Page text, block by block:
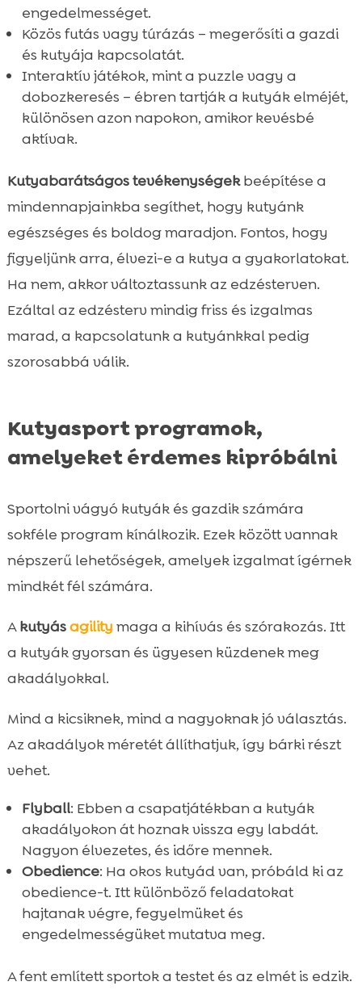
engedelmességet.
Közös futás vagy túrázás – megerősíti a gazdi
és kutyája kapcsolatát.
Interaktív játékok, mint a puzzle vagy a
dobozkeresés – ébren tartják a kutyák elméjét,
különösen azon napokon, amikor kevésbé
aktívak.
Kutyabarátságos tevékenységekbeépítése a
mindennapjainkba segíthet, hogy kutyánk
egészséges és boldog maradjon. Fontos, hogy
figyeljünk arra, élvezi-e a kutya a gyakorlatokat.
Ha nem, akkor változtassunk az edzésterven.
Ezáltal az edzésterv mindig friss és izgalmas
marad, a kapcsolatunk a kutyánkkal pedig
szorosabbá válik.
Kutyasport programok,
amelyeket érdemes kipróbálni
Sportolni vágyó kutyák és gazdik számára
sokféle program kínálkozik. Ezek között vannak
népszerű lehetőségek, amelyek izgalmat ígérnek
mindkét fél számára.
Akutyásagility maga a kihívás és szórakozás. Itt
a kutyák gyorsan és ügyesen küzdenek meg
akadályokkal.
Mind a kicsiknek, mind a nagyoknak jó választás.
Az akadályok méretét állíthatjuk, így bárki részt
vehet.
Flyball: Ebben a csapatjátékban a kutyák
akadályokon át hoznak vissza egy labdát.
Nagyon élvezetes, és időre mennek.
Obedience: Ha okos kutyád van, próbáld ki az
obedience-t. Itt különböző feladatokat
hajtanak végre, fegyelmüket és
engedelmességüket mutatva meg.
A fent említett sportok a testet és az elmét is edzik.